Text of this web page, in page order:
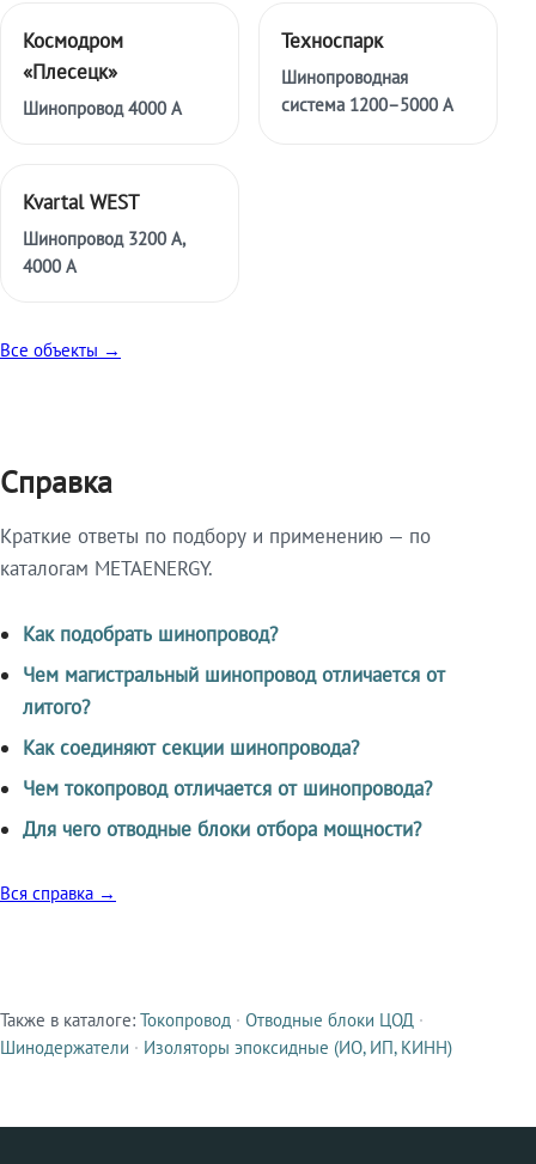
Космодром
«Плесецк»
Шинопровод 4000 А
Техноспарк
Шинопроводная
система 1200–5000 А
Kvartal WEST
Шинопровод 3200 А,
4000 А
Все объекты →
Справка
Краткие ответы по подбору и применению — по
каталогам METAENERGY.
Как подобрать шинопровод?
Чем магистральный шинопровод отличается от
литого?
Как соединяют секции шинопровода?
Чем токопровод отличается от шинопровода?
Для чего отводные блоки отбора мощности?
Вся справка →
Смежные продукты
Также в каталоге: Токопровод · Отводные блоки ЦОД ·
Шинодержатели · Изоляторы эпоксидные (ИО, ИП, КИНН)